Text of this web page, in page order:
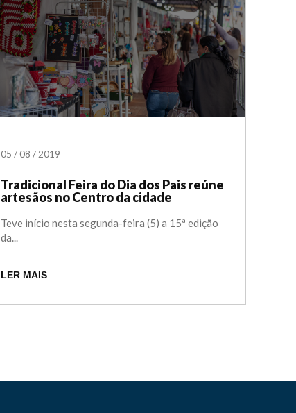
05 /08 /2019
Tradicional Feira do Dia dos Pais reúne
artesãos no Centro da cidade
Teve início nesta segunda-feira (5) a 15ª edição
da...
LER MAIS